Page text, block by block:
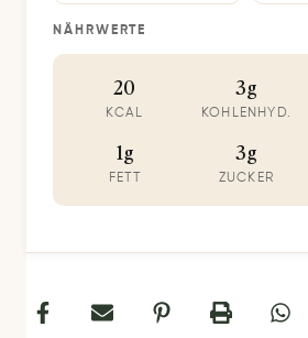
NÄHRWERTE
20
KCAL
3g
KOHLENHYD.
1g
FETT
3g
ZUCKER